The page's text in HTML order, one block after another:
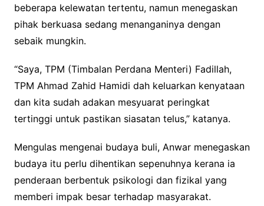
beberapa kelewatan tertentu, namun menegaskan
pihak berkuasa sedang menanganinya dengan
sebaik mungkin.
“Saya, TPM (Timbalan Perdana Menteri) Fadillah,
TPM Ahmad Zahid Hamidi dah keluarkan kenyataan
dan kita sudah adakan mesyuarat peringkat
tertinggi untuk pastikan siasatan telus,” katanya.
Mengulas mengenai budaya buli, Anwar menegaskan
budaya itu perlu dihentikan sepenuhnya kerana ia
penderaan berbentuk psikologi dan fizikal yang
memberi impak besar terhadap masyarakat.